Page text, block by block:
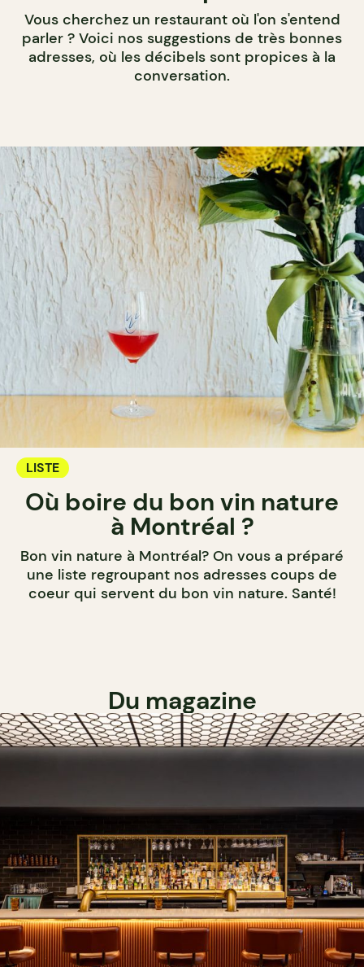
Vous cherchez un restaurant où l'on s'entend
parler ? Voici nos suggestions de très bonnes
adresses, où les décibels sont propices à la
conversation.
LISTE
Où boire du bon vin nature
à Montréal ?
Bon vin nature à Montréal? On vous a préparé
une liste regroupant nos adresses coups de
coeur qui servent du bon vin nature. Santé!
Du magazine